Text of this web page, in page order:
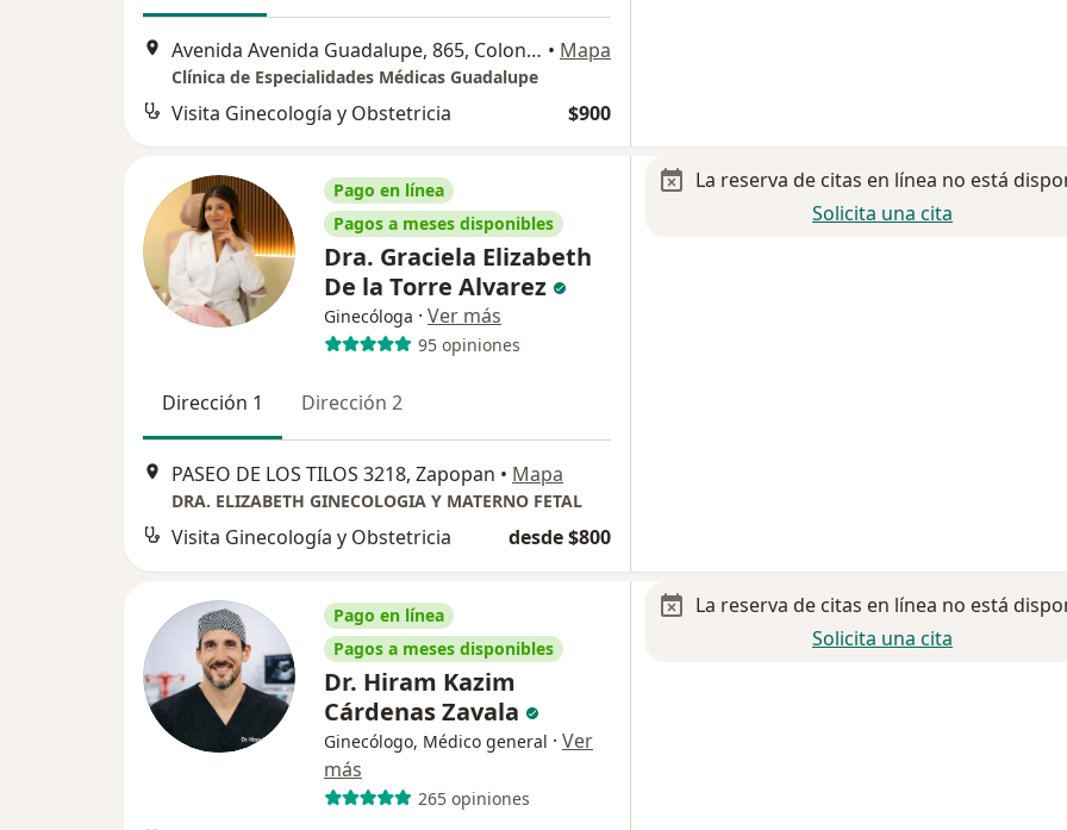
Avenida Avenida Guadalupe, 865, Colonia Chapalita. Zapopan, Guadalajara • Mapa
Clínica de Especialidades Médicas Guadalupe
Visita Ginecología y Obstetricia $900
Pago en línea
Pagos a meses disponibles
Dra. Graciela Elizabeth
De la Torre Alvarez
Ginecóloga · Ver más
95 opiniones
Dirección 1 Dirección 2
PASEO DE LOS TILOS 3218, Zapopan • Mapa
DRA. ELIZABETH GINECOLOGIA Y MATERNO FETAL
Visita Ginecología y Obstetricia desde $800
La reserva de citas en línea no está
Solicita una cita
Pago en línea
Pagos a meses disponibles
Dr. Hiram Kazim
Cárdenas Zavala
Ginecólogo, Médico general · Ver
más
265 opiniones
La reserva de citas en línea no está
Solicita una cita